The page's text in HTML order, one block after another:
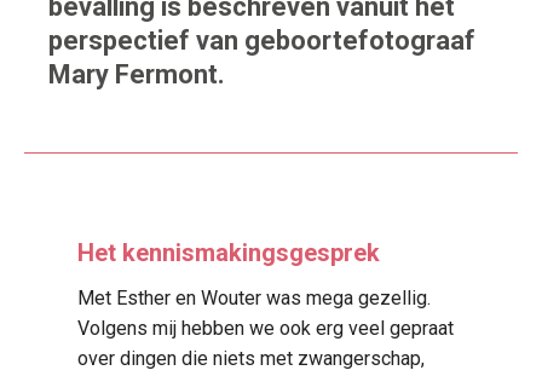
bevalling is beschreven vanuit het
perspectief van geboortefotograaf
Mary Fermont.
Het kennismakingsgesprek
Met Esther en Wouter was mega gezellig.
Volgens mij hebben we ook erg veel gepraat
over dingen die niets met zwangerschap,